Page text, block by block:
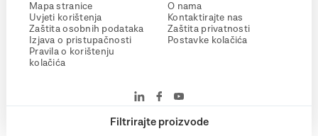
Filtrirajte proizvode
Mapa stranice
Uvjeti korištenja
Zaštita osobnih podataka
Izjava o pristupačnosti
Pravila o korištenju
kolačića
O nama
Kontaktirajte nas
Zaštita privatnosti
Postavke kolačića